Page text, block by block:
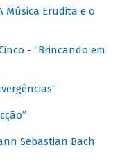
Música Erudita e o
- “Brincando em
Sebastian Bach